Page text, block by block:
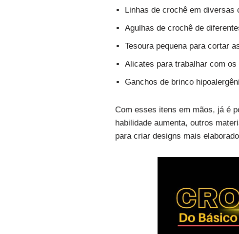
Linhas de crochê em diversas
Agulhas de crochê de
Tesoura pequena para cortar
Alicates para trabalhar com
Ganchos de brinco
Com esses itens em mãos, já é
habilidade aumenta, outros
para criar designs mais